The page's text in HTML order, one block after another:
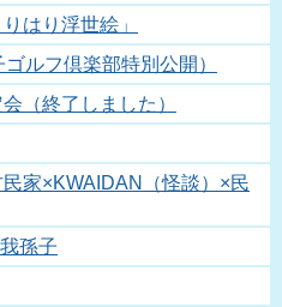
はり浮世絵」
ルフ倶楽部特別公開）
（終了しました）
家×KWAIDAN（怪談）×民
孫子